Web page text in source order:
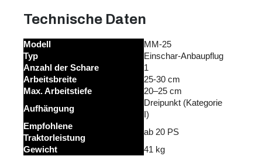
Technische Daten
Modell
MM-25
Typ
Einschar-Anbaupflug
Anzahl der Schare
1
Arbeitsbreite
25-30 cm
Max. Arbeitstiefe
20–25 cm
Aufhängung
Dreipunkt (Kategorie
I)
Empfohlene
Traktorleistung
ab 20 PS
Gewicht
41 kg